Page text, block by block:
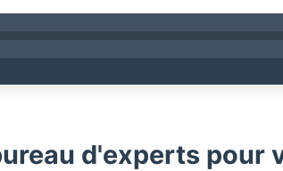
d'experts pour